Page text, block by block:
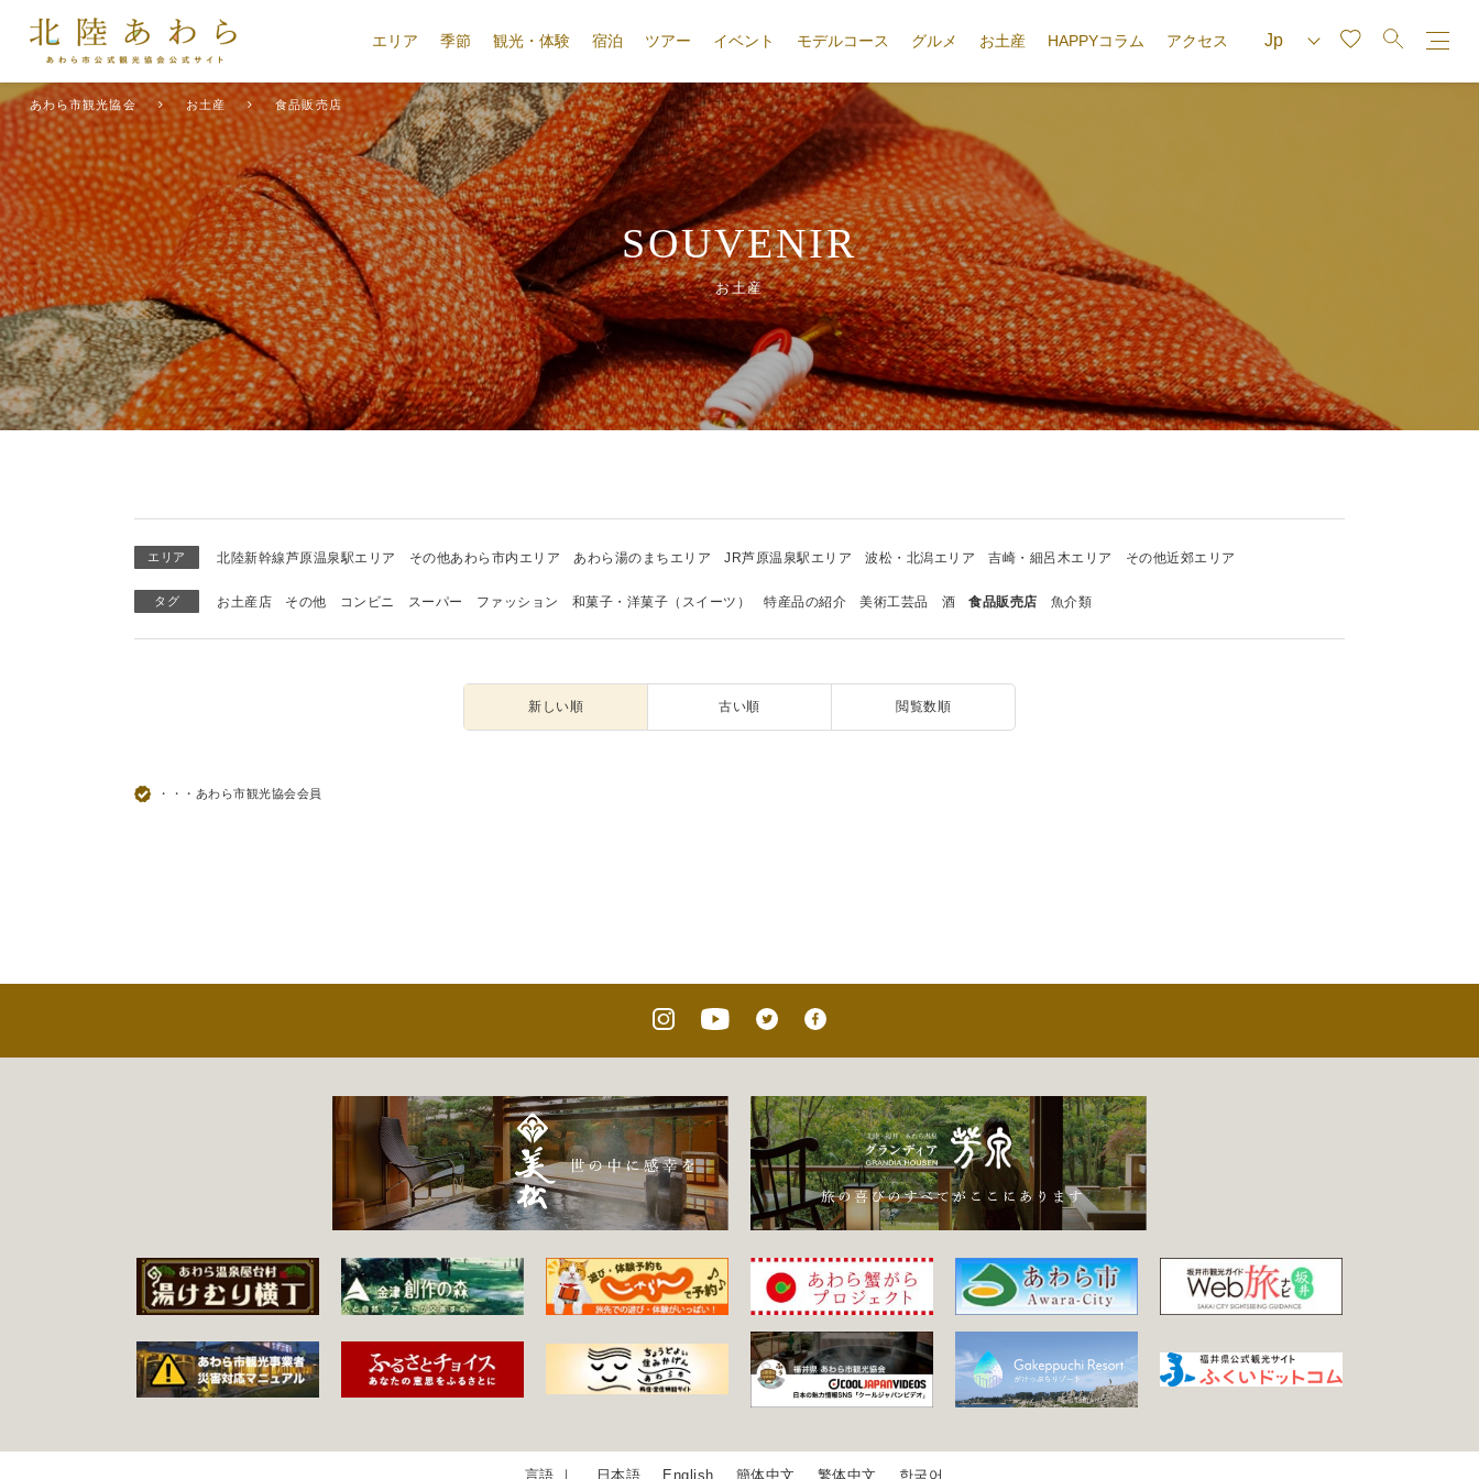
エリア 季節 観光・体験 宿泊 ツアー イベント モデルコース グルメ お土産 HAPPYコラム アクセス
あわら市観光協会 お土産 食品販売店
SOUVENIR
お土産
エリア 北陸新幹線芦原温泉駅エリア その他あわら市内エリア あわら湯のまちエリア JR芦原温泉駅エリア 波松・北潟エリア 吉崎・細呂木エリア その他近郊エリア
タグ お土産店 その他 コンビニ スーパー ファッション 和菓子・洋菓子（スイーツ） 特産品の紹介 美術工芸品 酒 食品販売店 魚介類
新しい順 古い順 閲覧数順
・・・あわら市観光協会会員
日本語 English 簡体中文 繁体中文 한국어